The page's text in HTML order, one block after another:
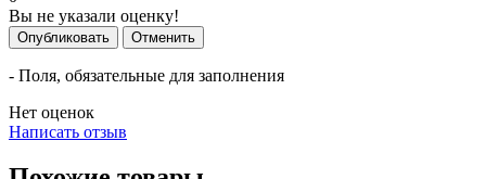
Вы не указали оценку!
Опубликовать Отменить
- Поля, обязательные для заполнения
Нет оценок
Написать отзыв